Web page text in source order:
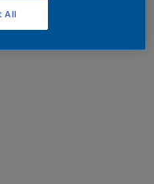
All